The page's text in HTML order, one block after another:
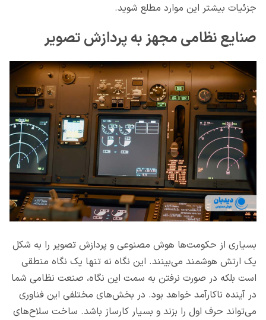
جزئیات بیشتر این موارد مطلع شوید.
صنایع نظامی مجهز به پردازش تصویر
بسیاری از حکومت‌ها هوش مصنوعی و پردازش تصویر را به شکل
یک ارتش هوشمند می‌بینند. این نگاه نه تنها یک نگاه منطقی
است بلکه در صورت نرفتن به سمت این نگاه، صنعت نظامی شما
در آینده ناکارآمد خواهد بود. در بخش‌های مختلفی این فناوری
می‌تواند حرف اول را بزند و بسیار کارساز باشد. ساخت سلاح‌های